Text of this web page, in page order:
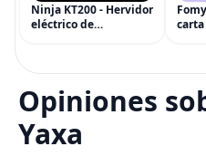
Ninja KT200 - Hervidor
eléctrico de
ajuste de temperatura
de Acero
carta
Opiniones
Yaxa